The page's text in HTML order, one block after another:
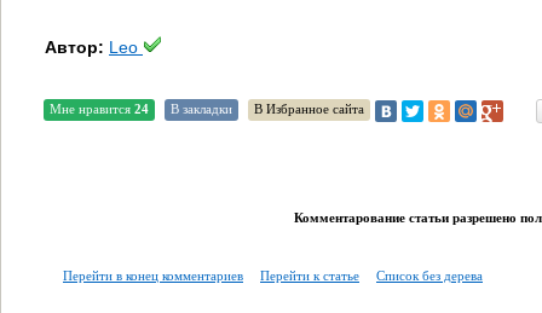
Автор: Leo
Мне нравится 24 В закладки В Избранное сайта
Комментарование статьи разрешено
Перейти в конец комментариев Перейти к статье Список без дерева